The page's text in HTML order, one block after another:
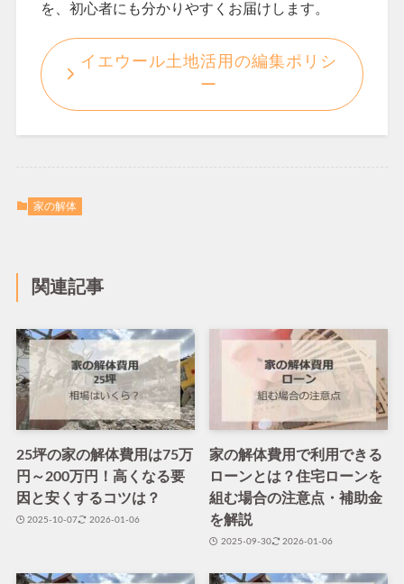
を、初心者にも分かりやすくお届けします。
イエウール土地活用の編集ポリシ
ー
家の解体
関連記事
25坪の家の解体費用は75万
円～200万円！高くなる要
因と安くするコツは？
2025-10-07 2026-01-06
家の解体費用で利用できる
ローンとは？住宅ローンを
組む場合の注意点・補助金
を解説
2025-09-30 2026-01-06